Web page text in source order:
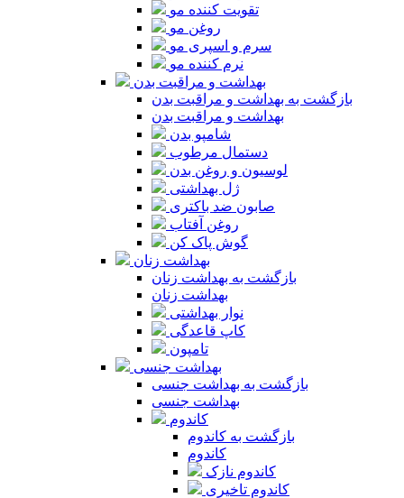
تقویت کننده مو
روغن مو
سرم و اسپری مو
نرم کننده مو
بهداشت و مراقبت بدن
بازگشت به بهداشت و مراقبت بدن
بهداشت و مراقبت بدن
شامپو بدن
دستمال مرطوب
لوسیون و روغن بدن
ژل بهداشتی
صابون ضد باکتری
روغن آفتاب
گوش پاک کن
بهداشت زنان
بازگشت به بهداشت زنان
بهداشت زنان
نوار بهداشتی
کاپ قاعدگی
تامپون
بهداشت جنسی
بازگشت به بهداشت جنسی
بهداشت جنسی
کاندوم
بازگشت به کاندوم
کاندوم
کاندوم نازک
کاندوم تاخیری